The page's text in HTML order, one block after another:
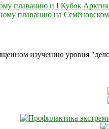
плаванию и I Кубок
плаванию на Семёновском
изучению уровня